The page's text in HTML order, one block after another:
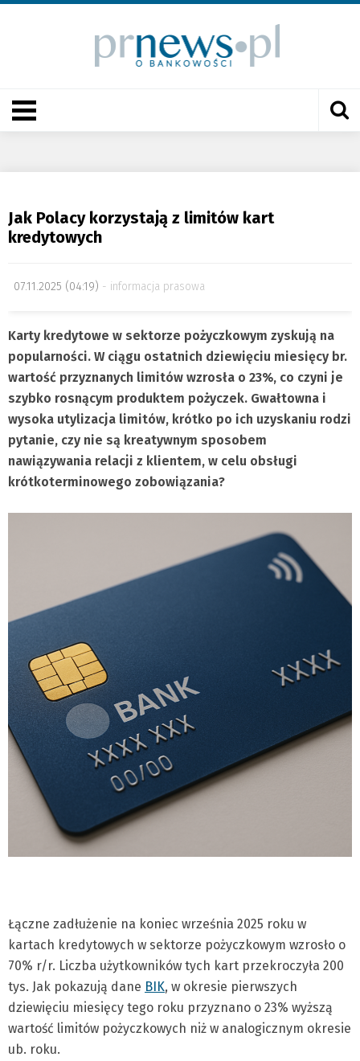
Jak Polacy korzystają z limitów kart
kredytowych
07.11.2025 (04:19) informacja prasowa
Karty kredytowe w sektorze pożyczkowym zyskują na
popularności. W ciągu ostatnich dziewięciu miesięcy br.
wartość przyznanych limitów wzrosła o 23%, co czyni je
szybko rosnącym produktem pożyczek. Gwałtowna i
wysoka utylizacja limitów, krótko po ich uzyskaniu rodzi
pytanie, czy nie są kreatywnym sposobem
nawiązywania relacji z klientem, w celu obsługi
krótkoterminowego zobowiązania?
Łączne zadłużenie na koniec września 2025 roku w
kartach kredytowych w sektorze pożyczkowym wzrosło o
70% r/r. Liczba użytkowników tych kart przekroczyła 200
tys. Jak pokazują dane BIK, w okresie pierwszych
dziewięciu miesięcy tego roku przyznano o 23% wyższą
wartość limitów pożyczkowych niż w analogicznym okresie
ub. roku.